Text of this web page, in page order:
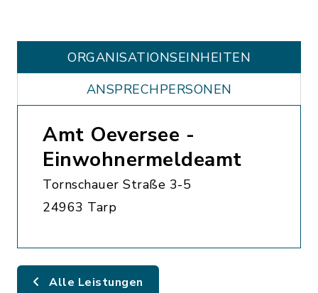
ORGANISATIONS­EINHEITEN
ANSPRECHPERSONEN
Amt Oeversee -
Einwohnermeldeamt
Tornschauer Straße 3-5
24963 Tarp
Alle Leistungen